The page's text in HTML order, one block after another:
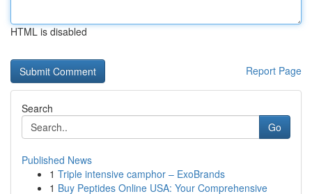
HTML is disabled
Report Page
Search
Go
Published News
1 Triple intensive camphor – ExoBrands
1 Buy Peptides Online USA: Your Comprehensive